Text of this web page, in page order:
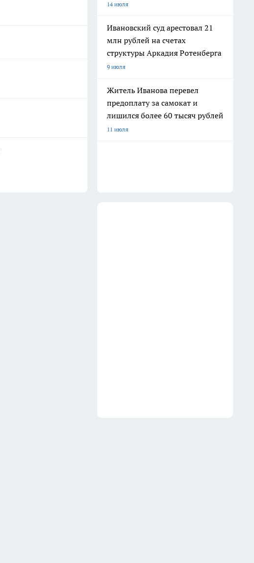
14 июля
Ивановский суд арестовал 21
млн рублей на счетах
структуры Аркадия Ротенберга
9 июля
Житель Иванова перевел
предоплату за самокат и
лишился более 60 тысяч рублей
11 июля